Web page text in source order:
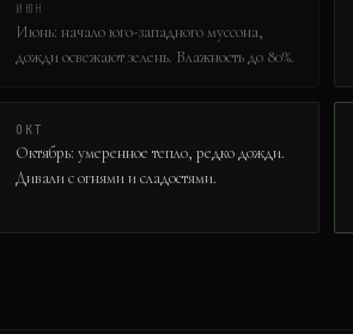
ИЮН
Июнь: начало юго-западного муссона,
дожди освежают зелень. Влажность до 80%.
ОКТ
Октябрь: умеренное тепло, редко дожди.
Дивали с огнями и сладостями.